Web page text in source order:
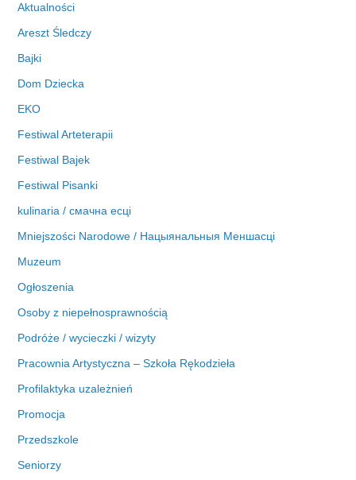
a
Aktualności
Areszt Śledczy
Bajki
Dom Dziecka
EKO
Festiwal Arteterapii
Festiwal Bajek
Festiwal Pisanki
kulinaria / смачна есці
Mniejszości Narodowe / Нацыянальныя Меншасці
Muzeum
Ogłoszenia
Osoby z niepełnosprawnością
Podróże / wycieczki / wizyty
Pracownia Artystyczna – Szkoła Rękodzieła
Profilaktyka uzależnień
Promocja
Przedszkole
Seniorzy